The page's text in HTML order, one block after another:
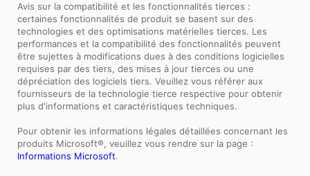
Avis sur la compatibilité et les fonctionnalités tierces :
certaines fonctionnalités de produit se basent sur des
technologies et des optimisations matérielles tierces. Les
performances et la compatibilité des fonctionnalités peuvent
être sujettes à modifications dues à des conditions logicielles
requises par des tiers, des mises à jour tierces ou une
dépréciation des logiciels tiers. Veuillez vous référer aux
fournisseurs de la technologie tierce respective pour obtenir
plus d'informations et caractéristiques techniques.
Pour obtenir les informations légales détaillées concernant les
produits Microsoft®, veuillez vous rendre sur la page :
Informations Microsoft.